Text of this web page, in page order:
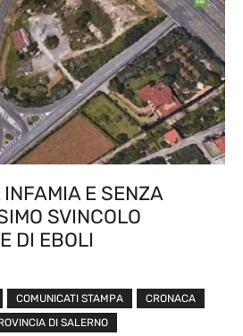
E SENZA
SVINCOLO
DI EBOLI
COMUNICATI STAMPA
CRONACA
DI SALERNO